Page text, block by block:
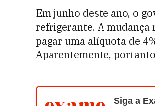
Em junho deste ano, o
refrigerante. A mudança
pagar uma alíquota de
Aparentemente,
Siga a